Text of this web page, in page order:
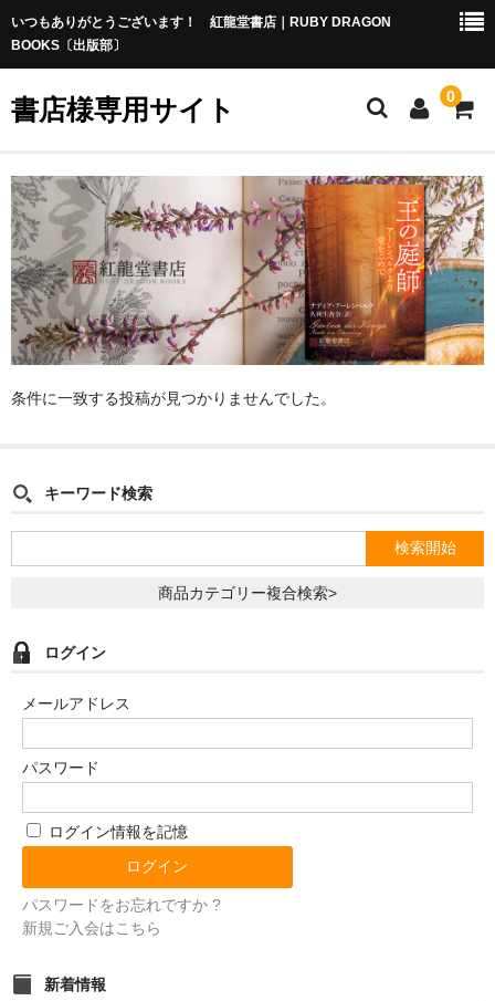
いつもありがとうございます！ 紅龍堂書店｜RUBY DRAGON
BOOKS〔出版部〕
書店様専用サイト 0
版元ホーム
ご注文方法
掛率・手数料等
返品・交換
ご利用規約
条件に一致する投稿が見つかりませんでした。
キーワード検索
商品カテゴリー複合検索>
ログイン
メールアドレス
パスワード
ログイン情報を記憶
パスワードをお忘れですか ?
新規ご入会はこちら
新着情報